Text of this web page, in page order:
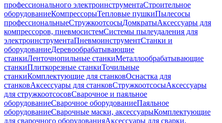
профессионального электроинструментаСтроительное
оборудованиеКомпрессорыТепловые пушкиПылесосы
профессиональныеСтружкоотсосыДомкратыАксессуары для
компрессоров, пневмосистемСистемы пылеудаления для
электроинструментаПневмоинструментСтанки и
оборудованиеДеревообрабатывающие
станкиЛенточнопильные станкиМеталлообрабатывающие
станкиПлиткорезные станкиТочильные
станкиКомплектующие для станковОснастка для
станковАксессуары для станковСтружкоотсосыАксессуары
для стружкоотсосовСварочное и паяльное
оборудованиеСварочное оборудованиеПаяльное
оборудованиеСварочные маски, аксессуарыКомплектующие
для сварочного оборудованияАксессуары для сварки,